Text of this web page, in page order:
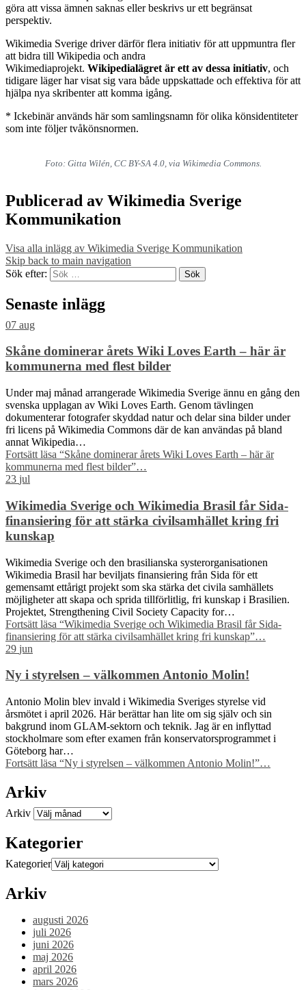
göra att vissa ämnen saknas eller beskrivs ur ett begränsat
perspektiv.
Wikimedia Sverige driver därför flera initiativ för att uppmuntra fler
att bidra till Wikipedia och andra
Wikimediaprojekt. Wikipedialägret är ett av dessa initiativ, och
tidigare läger har visat sig vara både uppskattade och effektiva för att
hjälpa nya skribenter att komma igång.
* Ickebinär används här som samlingsnamn för olika könsidentiteter
som inte följer tvåkönsnormen.
Foto: Gitta Wilén, CC BY-SA 4.0, via Wikimedia Commons.
Publicerad av Wikimedia Sverige
Kommunikation
Visa alla inlägg av Wikimedia Sverige Kommunikation
Skip back to main navigation
Sök efter:
Senaste inlägg
07 aug
Skåne dominerar årets Wiki Loves Earth – här är
kommunerna med flest bilder
Under maj månad arrangerade Wikimedia Sverige ännu en gång den
svenska upplagan av Wiki Loves Earth. Genom tävlingen
dokumenterar fotografer skyddad natur och delar sina bilder under
fri licens på Wikimedia Commons där de kan användas på bland
annat Wikipedia…
Fortsätt läsa “Skåne dominerar årets Wiki Loves Earth – här är
kommunerna med flest bilder”…
23 jul
Wikimedia Sverige och Wikimedia Brasil får Sida-
finansiering för att stärka civilsamhället kring fri
kunskap
Wikimedia Sverige och den brasilianska systerorganisationen
Wikimedia Brasil har beviljats finansiering från Sida för ett
gemensamt ettårigt projekt som ska stärka det civila samhällets
möjligheter att skapa och sprida tillförlitlig, fri kunskap i Brasilien.
Projektet, Strengthening Civil Society Capacity for…
Fortsätt läsa “Wikimedia Sverige och Wikimedia Brasil får Sida-
finansiering för att stärka civilsamhället kring fri kunskap”…
29 jun
Ny i styrelsen – välkommen Antonio Molin!
Antonio Molin blev invald i Wikimedia Sveriges styrelse vid
årsmötet i april 2026. Här berättar han lite om sig själv och sin
bakgrund inom GLAM-sektorn och teknik. Jag är en inflyttad
stockholmare som efter examen från konservatorsprogrammet i
Göteborg har…
Fortsätt läsa “Ny i styrelsen – välkommen Antonio Molin!”…
Arkiv
Arkiv
Kategorier
Kategorier
Arkiv
augusti 2026
juli 2026
juni 2026
maj 2026
april 2026
mars 2026